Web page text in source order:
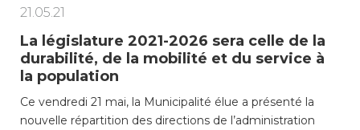
21.05.21
La législature 2021-2026 sera celle de la
durabilité, de la mobilité et du service à
la population
Ce vendredi 21 mai, la Municipalité élue a présenté la
nouvelle répartition des directions de l’administration